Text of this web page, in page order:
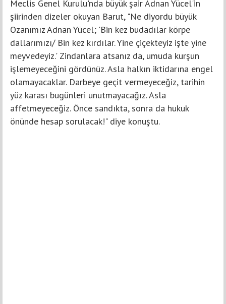
Meclis Genel Kurulu'nda büyük şair Adnan Yücel'in
şiirinden dizeler okuyan Barut, "Ne diyordu büyük
Ozanımız Adnan Yücel; 'Bin kez budadılar körpe
dallarımızı/ Bin kez kırdılar. Yine çiçekteyiz işte yine
meyvedeyiz.' Zindanlara atsanız da, umuda kurşun
işlemeyeceğini gördünüz. Asla halkın iktidarına engel
olamayacaklar. Darbeye geçit vermeyeceğiz, tarihin
yüz karası bugünleri unutmayacağız. Asla
affetmeyeceğiz. Önce sandıkta, sonra da hukuk
önünde hesap sorulacak!" diye konuştu.